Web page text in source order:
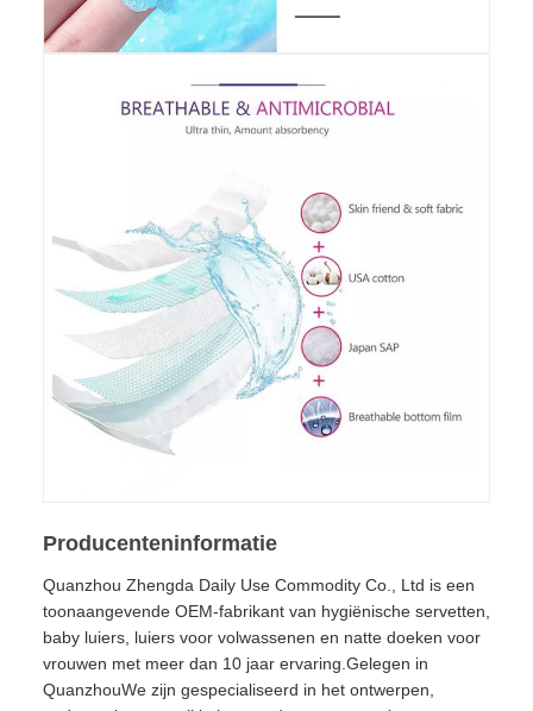
Producenteninformatie
Quanzhou Zhengda Daily Use Commodity Co., Ltd is een
toonaangevende OEM-fabrikant van hygiënische servetten,
baby luiers, luiers voor volwassenen en natte doeken voor
vrouwen met meer dan 10 jaar ervaring.Gelegen in
QuanzhouWe zijn gespecialiseerd in het ontwerpen,